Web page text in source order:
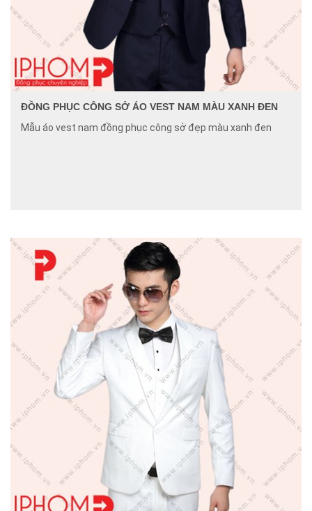
ĐỒNG PHỤC CÔNG SỞ ÁO VEST NAM MÀU XANH ĐEN
Mẫu áo vest nam đồng phục công sở đẹp màu xanh đen